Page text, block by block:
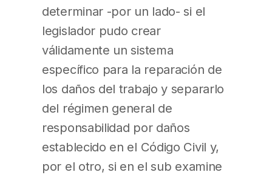
determinar -por un lado- si el
legislador pudo crear
válidamente un sistema
específico para la reparación de
los daños del trabajo y separarlo
del régimen general de
responsabilidad por daños
establecido en el Código Civil y,
por el otro, si en el sub examine